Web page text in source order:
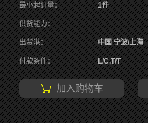
最小起订量： 1件
供货能力：
出货港： 中国 宁波/上海
付款条件： L/C,T/T
加入购物车